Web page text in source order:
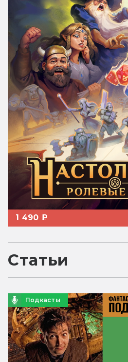
1 490 ₽
Статьи
Подкасты